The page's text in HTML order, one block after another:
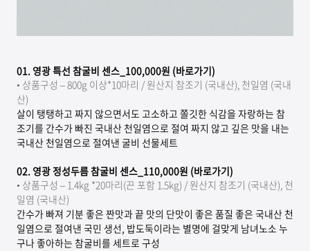
01. 영광 특선 참굴비 센스_100,000원 (바로가기)
• 상품구성 – 800g 이상*10마리 / 원산지 참조기 (국내산), 천일염 (국내
산)
살이 탱탱하고 짜지 않으면서도 고소하고 쫄깃한 식감을 자랑하는 참
조기를 간수가 빠진 국내산 천일염으로 절여 짜지 않고 깊은 맛을 내는
국내산 천일염으로 절여낸 굴비 선물세트
02. 영광 정성두름 참굴비 센스_110,000원 (바로가기)
• 상품구성 – 1.4kg *20마리(끈 포함 1.5kg) / 원산지 참조기 (국내산), 천
일염 (국내산)
간수가 빠져 기분 좋은 짠맛과 끝 맛의 단맛이 좋은 품질 좋은 국내산 천
일염으로 절여낸 국민 생선, 밥도둑이라는 별명에 걸맞게 남녀노소 누
구나 좋아하는 참굴비를 세트로 구성